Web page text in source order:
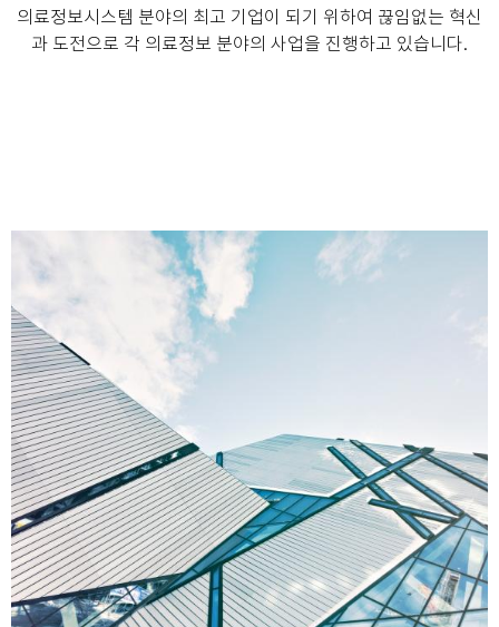
의료정보시스템 분야의 최고 기업이 되기 위하여 끊임없는 혁신
과 도전으로 각 의료정보 분야의 사업을 진행하고 있습니다.